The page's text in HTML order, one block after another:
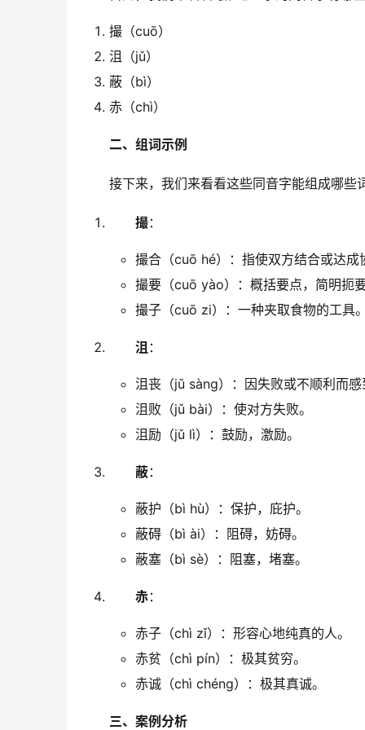
撮（cuō）
沮（jǔ）
蔽（bì）
赤（chì）
二、组词示例
接下来，我们来看看这些同音字能组成哪些词
撮：
撮合（cuō hé）：指使双方结合或达成
撮要（cuō yào）：概括要点，简明扼要
撮子（cuō zi）：一种夹取食物的工具。
沮 ：
沮丧（jǔ sàng）：因失败或不顺利而感
沮败（jǔ bài）：使对方失败。
沮励（jǔ lì）：鼓励，激励。
蔽：
蔽护（bì hù）：保护，庇护。
蔽碍（bì ài）：阻碍，妨碍。
蔽塞（bì sè）：阻塞，堵塞。
赤：
赤子（chì zǐ）：形容心地纯真的人。
赤贫（chì pín）：极其贫穷。
赤诚（chì chéng）：极其真诚。
三、案例分析